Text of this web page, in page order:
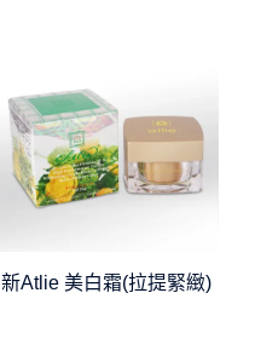
新Atlie 美白霜(拉提緊緻)